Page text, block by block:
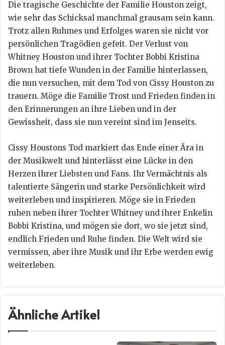
Die tragische Geschichte der Familie Houston zeigt,
wie sehr das Schicksal manchmal grausam sein kann.
Trotz allen Ruhmes und Erfolges waren sie nicht vor
persönlichen Tragödien gefeit. Der Verlust von
Whitney Houston und ihrer Tochter Bobbi Kristina
Brown hat tiefe Wunden in der Familie hinterlassen,
die nun versuchen, mit dem Tod von Cissy Houston zu
trauern. Möge die Familie Trost und Frieden finden in
den Erinnerungen an ihre Lieben und in der
Gewissheit, dass sie nun vereint sind im Jenseits.
Cissy Houstons Tod markiert das Ende einer Ära in
der Musikwelt und hinterlässt eine Lücke in den
Herzen ihrer Liebsten und Fans. Ihr Vermächtnis als
talentierte Sängerin und starke Persönlichkeit wird
weiterleben und inspirieren. Möge sie in Frieden
ruhen neben ihrer Tochter Whitney und ihrer Enkelin
Bobbi Kristina, und mögen sie dort, wo sie jetzt sind,
endlich Frieden und Ruhe finden. Die Welt wird sie
vermissen, aber ihre Musik und ihr Erbe werden ewig
weiterleben.
Ähnliche Artikel